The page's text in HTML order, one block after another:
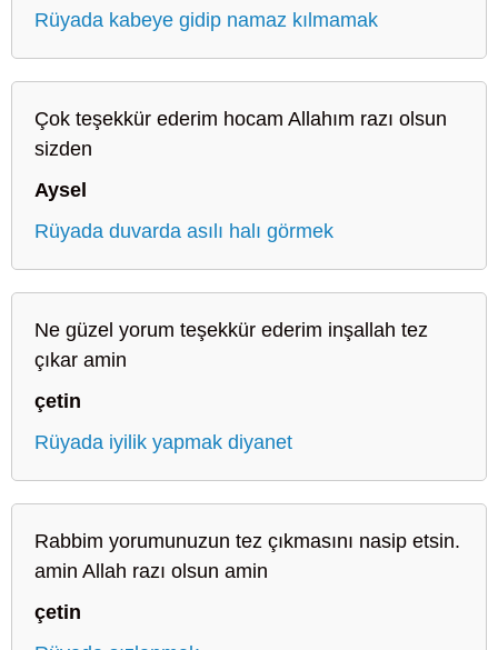
Rüyada kabeye gidip namaz kılmamak
Çok teşekkür ederim hocam Allahım razı olsun
sizden
Aysel
Rüyada duvarda asılı halı görmek
Ne güzel yorum teşekkür ederim inşallah tez
çıkar amin
çetin
Rüyada iyilik yapmak diyanet
Rabbim yorumunuzun tez çıkmasını nasip etsin.
amin Allah razı olsun amin
çetin